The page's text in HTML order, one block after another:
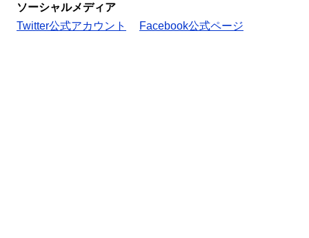
ソーシャルメディア
Twitter公式アカウント
Facebook公式ページ